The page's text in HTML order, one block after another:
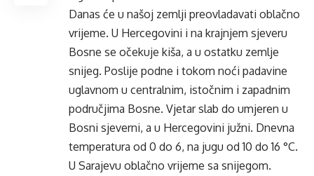
Danas će u našoj zemlji preovladavati oblačno
vrijeme. U Hercegovini i na krajnjem sjeveru
Bosne se očekuje kiša, a u ostatku zemlje
snijeg. Poslije podne i tokom noći padavine
uglavnom u centralnim, istočnim i zapadnim
područjima Bosne. Vjetar slab do umjeren u
Bosni sjeverni, a u Hercegovini južni. Dnevna
temperatura od 0 do 6, na jugu od 10 do 16 °C.
U Sarajevu oblačno vrijeme sa snijegom.